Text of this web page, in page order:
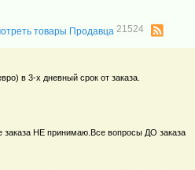
товары Продавца21524
в 3-х дневный срок от заказа.
заказа НЕ принимаю.Все вопросы ДО заказа